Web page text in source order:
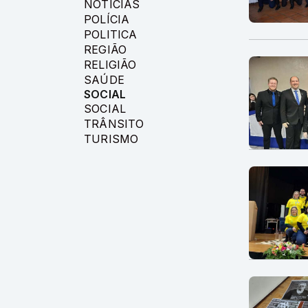
NOTICIAS
POLÍCIA
POLITICA
REGIÃO
RELIGIÃO
SAÚDE
SOCIAL
SOCIAL
TRÂNSITO
TURISMO